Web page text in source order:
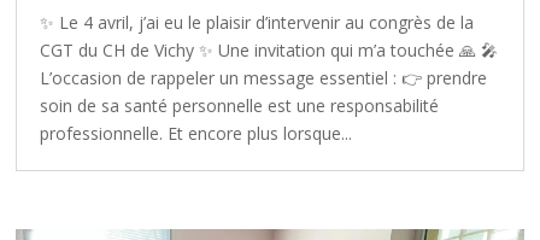
✨ Le 4 avril, j’ai eu le plaisir d’intervenir au congrès de la
CGT du CH de Vichy ✨ Une invitation qui m’a touchée 🙏 🎤
L’occasion de rappeler un message essentiel : 👉 prendre
soin de sa santé personnelle est une responsabilité
professionnelle. Et encore plus lorsque...